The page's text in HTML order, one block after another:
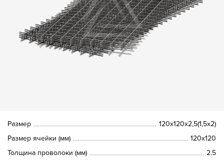
Размер
120х120х2,5(1,5х2)
Размер ячейки (мм)
120х120
Толщина проволоки (мм)
2.5